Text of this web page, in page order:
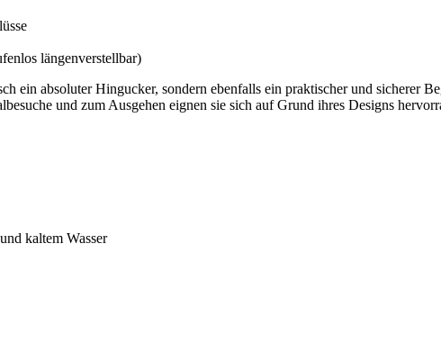
längenverstellbar)
ein absoluter Hingucker, sondern ebenfalls ein praktischer und sicherer
und zum Ausgehen eignen sie sich auf Grund ihres Designs
kaltem Wasser